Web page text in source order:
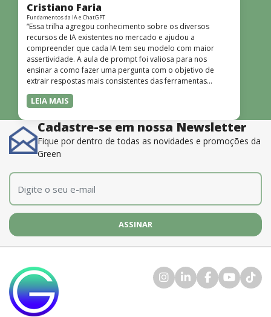
Cristiano Faria
Fundamentos da IA e ChatGPT
“Essa trilha agregou conhecimento sobre os diversos
recursos de IA existentes no mercado e ajudou a
compreender que cada IA tem seu modelo com maior
assertividade. A aula de prompt foi valiosa para nos
ensinar a como fazer uma pergunta com o objetivo de
extrair respostas mais consistentes das ferramentas
disponíveis. O instrutor também é muito bom, além de
dominar o conteúdo, possui uma didática que incentiva o
LEIA MAIS
Cadastre-se em nossa Newsletter
Fique por dentro de todas as novidades e promoções da
Green
E-mail